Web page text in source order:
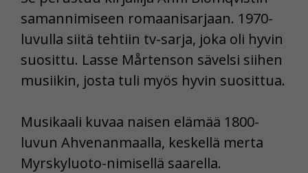
samannimiseen romaanisarjaan. 1970-
luvulla siitä tehtiin tv-sarja, joka oli hyvin
suosittu. Lasse Mårtenson sävelsi siihen
musiikin, josta tuli myös hyvin suosittua.
Musikaali kuvaa naisen elämää 1800-
luvun Ahvenanmaalla, keskellä merta
Myrskyluoto-nimisellä saarella.